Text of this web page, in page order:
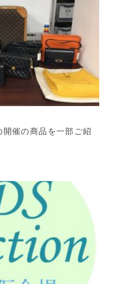
催の商品を一部ご紹